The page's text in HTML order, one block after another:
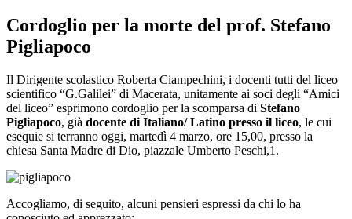
Cordoglio per la morte del prof. Stefano
Pigliapoco
Il Dirigente scolastico Roberta Ciampechini, i docenti tutti del liceo
scientifico “G.Galilei” di Macerata, unitamente ai soci degli “Amici
del liceo” esprimono cordoglio per la scomparsa di Stefano
Pigliapoco, già docente di Italiano/ Latino presso il liceo, le cui
esequie si terranno oggi, martedì 4 marzo, ore 15,00, presso la
chiesa Santa Madre di Dio, piazzale Umberto Peschi,1.
Accogliamo, di seguito, alcuni pensieri espressi da chi lo ha